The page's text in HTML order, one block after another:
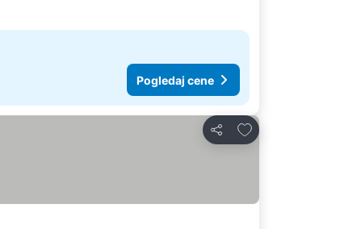
Pogledaj cene
Deli
Dodati u favorite